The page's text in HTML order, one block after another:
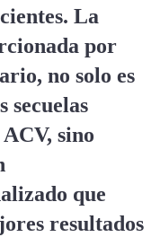
La
por
no solo es
secuelas
sino
que
resultados